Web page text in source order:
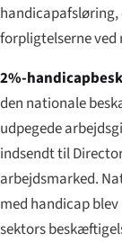
handicapafsløring,
forpligtelserne
2%-
den nationale
udpegede
indsendt til
arbejdsmarked.
med handicap
sektors